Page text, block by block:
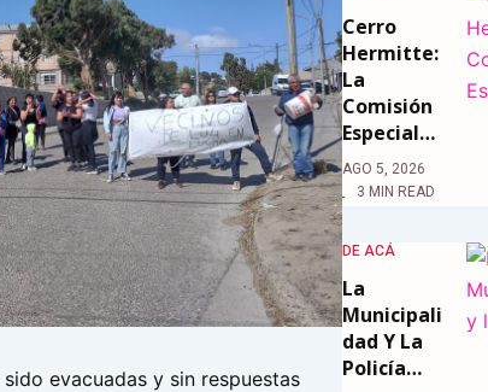
evacuadas y sin respuestas
Cerro
Hermitte:
La
Comisión
Especial…
AGO 5, 2026
3 MIN READ
DE ACÁ
La
Municipali
Dad Y La
Policía…